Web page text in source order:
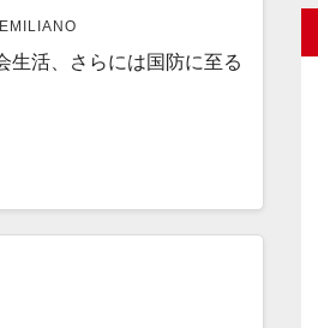
EMILIANO
生活、さらには国防に至る